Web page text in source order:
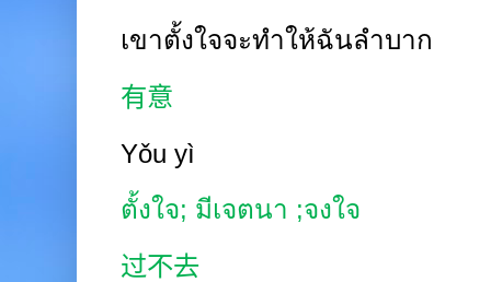
เขาตั้งใจจะทำให้ฉันลำบาก
有意
Yǒu yì
ตั้งใจ; มีเจตนา ;จงใจ
过不去